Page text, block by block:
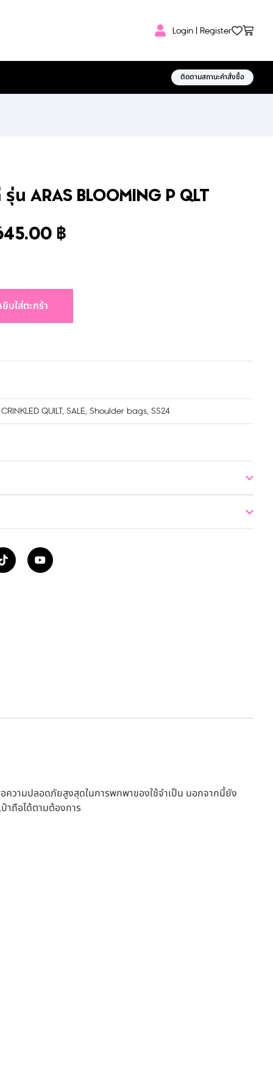
Login | Register
ติดตามสถานะคำสั่งซื้อ
น ARAS BLOOMING P QLT
฿
บใส่ตะกร้า
CRINKLED QUILT, SALE, Shoulder bags, SS24
ความปลอดภัยสูงสุดในการพกพาของใช้จำเป็น นอกจากนี้ยัง
าถือได้ตามต้องการ